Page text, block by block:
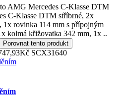
AMG Mercedes C-Klasse DTM
C-Klasse DTM stříbrné, 2x
1x rovinka 114 mm s přípojným
kolmá křižovatka 342 mm, 1x ..
Porovnat tento produkt
SCX31640